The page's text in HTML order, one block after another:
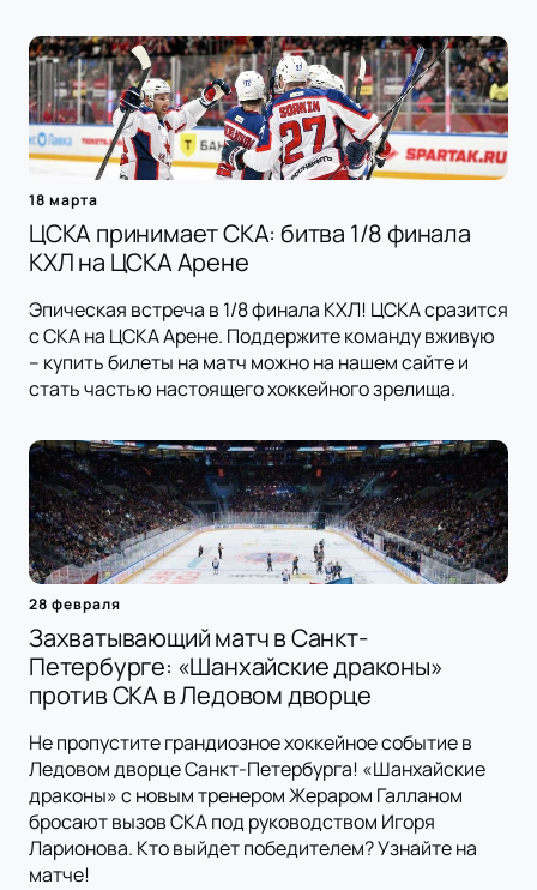
18 марта
ЦСКА принимает СКА: битва 1/8 финала
КХЛ на ЦСКА Арене
Эпическая встреча в 1/8 финала КХЛ! ЦСКА сразится
с СКА на ЦСКА Арене. Поддержите команду вживую
– купить билеты на матч можно на нашем сайте и
стать частью настоящего хоккейного зрелища.
28 февраля
Захватывающий матч в Санкт-
Петербурге: «Шанхайские драконы»
против СКА в Ледовом дворце
Не пропустите грандиозное хоккейное событие в
Ледовом дворце Санкт-Петербурга! «Шанхайские
драконы» с новым тренером Жераром Галланом
бросают вызов СКА под руководством Игоря
Ларионова. Кто выйдет победителем? Узнайте на
матче!